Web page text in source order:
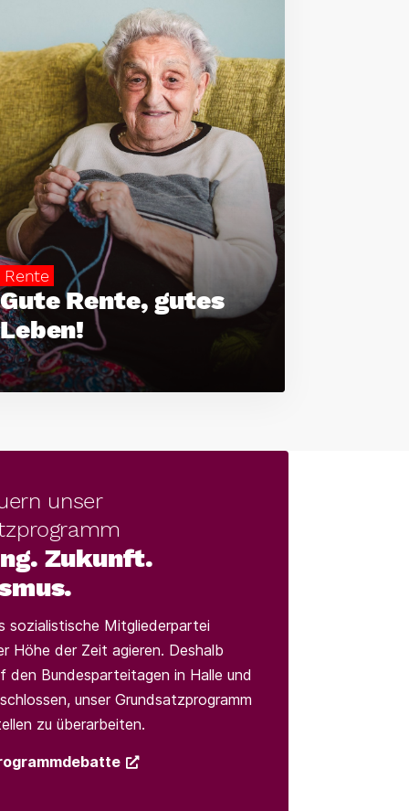
Rente
Gute Rente, gutes
Leben!
unser
Zukunft.
sozialistische Mitgliederpartei
Höhe der Zeit agieren. Deshalb
den Bundesparteitagen in Halle und
unser Grundsatzprogramm
zu überarbeiten.